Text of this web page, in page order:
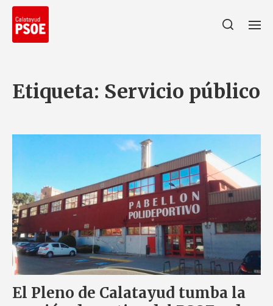
Etiqueta: Servicio público
El Pleno de Calatayud tumba la